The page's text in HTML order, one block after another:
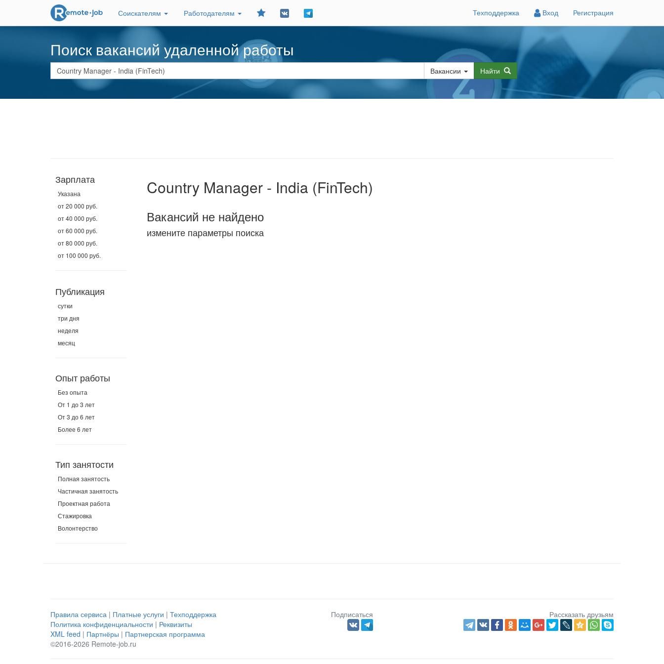
Соискателям Работодателям
Добавить
Техподдержка Вход Регистрация
Поиск вакансий удаленной работы
Вакансии Найти
Зарплата
Указана
от 20 000 руб.
от 40 000 руб.
от 60 000 руб.
от 80 000 руб.
от 100 000 руб.
Публикация
сутки
три дня
неделя
месяц
Опыт работы
Без опыта
От 1 до 3 лет
От 3 до 6 лет
Более 6 лет
Тип занятости
Полная занятость
Частичная занятость
Проектная работа
Стажировка
Волонтерство
Country Manager - India (FinTech)
Вакансий не найдено
измените параметры поиска
Правила сервиса | Платные услуги | Техподдержка
Политика конфиденциальности | Реквизиты
XML feed | Партнёры | Партнерская программа
©2016-2026 Remote-job.ru
Подписаться Рассказать друзьям